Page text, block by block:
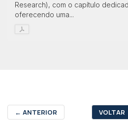
Research), com o capítulo
oferecendo uma...
← ANTERIOR VOLTAR